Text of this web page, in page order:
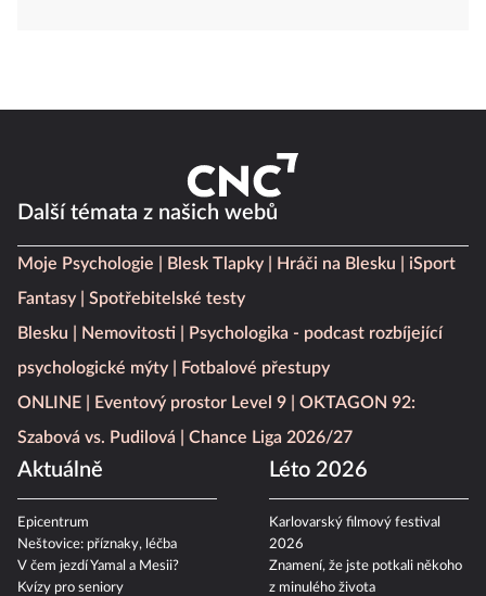
Další témata z našich webů
Moje Psychologie Blesk Tlapky Hráči na Blesku
iSport
Fantasy
Spotřebitelské testy
Blesku
Nemovitosti
Psychologika - podcast rozbíjející
psychologické mýty
Fotbalové přestupy
ONLINE
Eventový prostor Level 9
OKTAGON 92:
Szabová vs. Pudilová
Chance Liga 2026/27
Aktuálně
Epicentrum
Neštovice: příznaky, léčba
V čem jezdí Yamal a Mesii?
Kvízy pro seniory
Léto 2026
Karlovarský filmový festival
2026
Znamení, že jste potkali někoho
z minulého života